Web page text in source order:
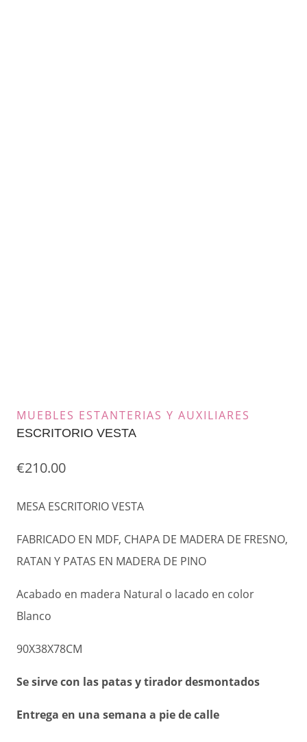
MUEBLES ESTANTERIAS Y AUXILIARES
ESCRITORIO VESTA
€210.00
MESA ESCRITORIO VESTA
FABRICADO EN MDF, CHAPA DE MADERA DE FRESNO,
RATAN Y PATAS EN MADERA DE PINO
Acabado en madera Natural o lacado en color
Blanco
90X38X78CM
Se sirve con las patas y tirador desmontados
Entrega en una semana a pie de calle